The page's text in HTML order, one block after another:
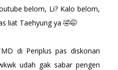
belom, Li? Kalo belom,
liat Taehyung ya 🤣🤭
di Periplus pas diskonan
udah gak sabar pengen